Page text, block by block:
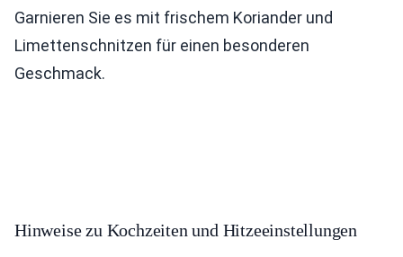
Garnieren Sie es mit frischem Koriander und
Limettenschnitzen für einen besonderen
Geschmack.
Hinweise zu Kochzeiten und Hitzeeinstellungen